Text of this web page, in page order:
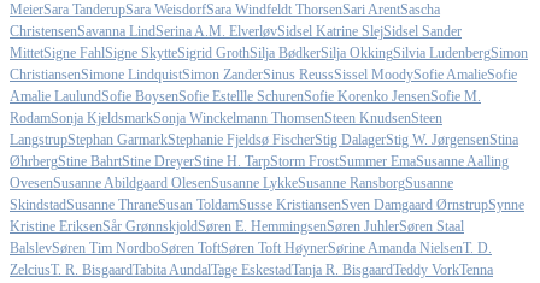
MeierSara TanderupSara WeisdorfSara Windfeldt ThorsenSari ArentSascha
ChristensenSavanna LindSerina A.M. ElverløvSidsel Katrine SlejSidsel Sander
MittetSigne FahlSigne SkytteSigrid GrothSilja BødkerSilja OkkingSilvia LudenbergSimon
ChristiansenSimone LindquistSimon ZanderSinus ReussSissel MoodySofie AmalieSofie
Amalie LaulundSofie BoysenSofie Estellle SchurenSofie Korenko JensenSofie M.
RodamSonja KjeldsmarkSonja Winckelmann ThomsenSteen KnudsenSteen
LangstrupStephan GarmarkStephanie Fjeldsø FischerStig DalagerStig W. JørgensenStina
ØhrbergStine BahrtStine DreyerStine H. TarpStorm FrostSummer EmaSusanne Aalling
OvesenSusanne Abildgaard OlesenSusanne LykkeSusanne RansborgSusanne
SkindstadSusanne ThraneSusan ToldamSusse KristiansenSven Damgaard ØrnstrupSynne
Kristine EriksenSår GrønnskjoldSøren E. HemmingsenSøren JuhlerSøren Staal
BalslevSøren Tim NordboSøren ToftSøren Toft HøynerSørine Amanda NielsenT. D.
ZelciusT. R. BisgaardTabita AundalTage EskestadTanja R. BisgaardTeddy VorkTenna